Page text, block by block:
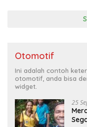
Otomotif
Ini adalah contoh
otomotif, anda bisa
widget.
25